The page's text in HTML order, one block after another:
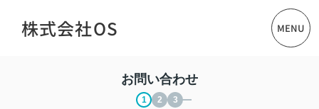
株式会社OS MENU
お問い合わせ